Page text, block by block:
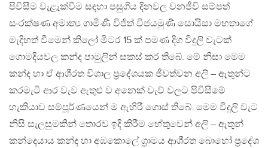
පිවිසීම වැළැක්වීම සඳහා පසුගිය දිනවල වනජීවි සම්පත්
සංරක්ෂණ අමාත්‍ය ගාමිණී විජිත් විජයමුණි සොයිසා මහතාගේ
මැදිහත් වීමෙන් කිලෝ මිටර 15 ක් පමණ දිග විදුලි වැටක්
ගොමදියවල කන්ද පාමුලින් සකස් කර තිබේ. මේ නිසා මෙම
කන්ද හා ඒ ආශි‍්‍රත විශාල ප‍්‍රදේශයක ජීවත්වන අලි – ඇතුන්ට
කරමැටි ආර වැව ඇතුළු ව අනෙක් වැව් වලට පිවිසීමේ
හැකියාව සම්පූර්ණයෙන් ම ඇහිරී ගොස් තිබේ. මෙම විදුලි වැට
නිසි සැලසුමකින් තොරව ඉදි කිරීම හේතුවෙන් අලි – ඇතුන්
කන්දෙයාය කන්ද හා අඹකොලේ ග‍්‍රාමය ආශි‍්‍රත බොහෝ ප‍්‍රදේශ